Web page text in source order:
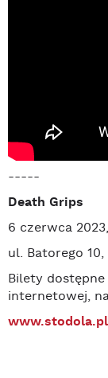
-----
Death Grips
6 czerwca
ul. Batorego
Bilety
internetowej,
www.stodola.pl